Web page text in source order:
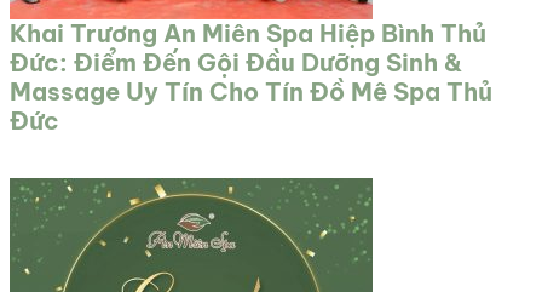
Khai Trương An Miên Spa Hiệp Bình Thủ
Đức: Điểm Đến Gội Đầu Dưỡng Sinh &
Massage Uy Tín Cho Tín Đồ Mê Spa Thủ
Đức